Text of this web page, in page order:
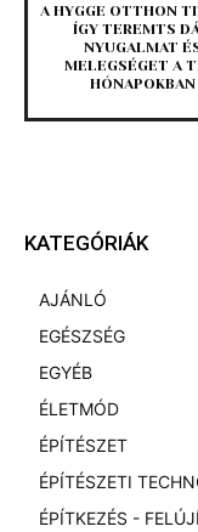
A HYGGE OTTHON
ÍGY TEREMTS
NYUGALMAT
MELEGSÉGET A
HÓNAPOKBAN
KATEGÓRIÁK
AJÁNLÓ
EGÉSZSÉG
EGYÉB
ÉLETMÓD
ÉPÍTÉSZET
ÉPÍTÉSZETI
ÉPÍTKEZÉS -